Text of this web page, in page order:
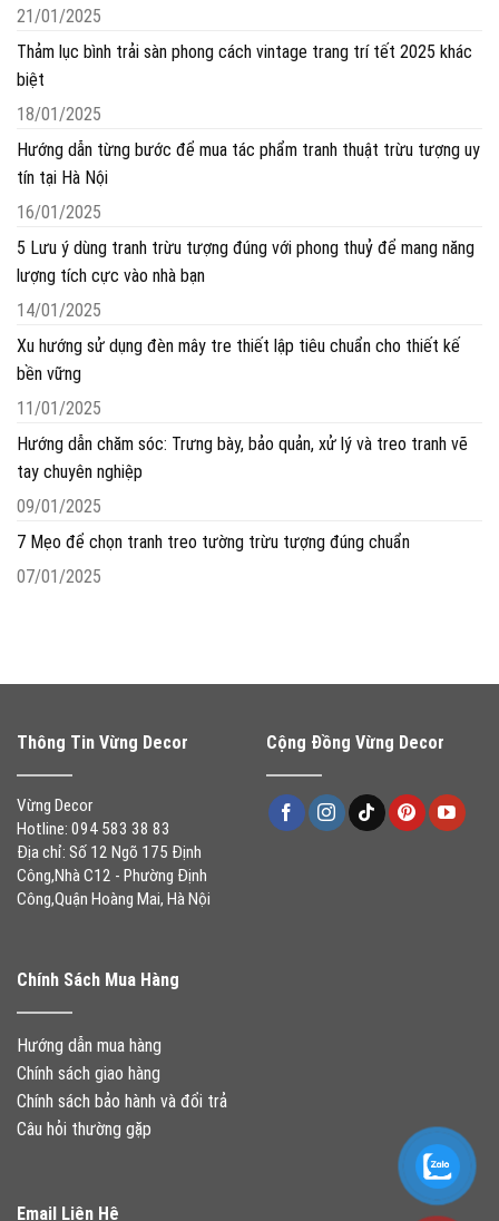
21/01/2025
Thảm lục bình trải sàn phong cách vintage trang trí tết 2025 khác
biệt
18/01/2025
Hướng dẫn từng bước để mua tác phẩm tranh thuật trừu tượng uy
tín tại Hà Nội
16/01/2025
5 Lưu ý dùng tranh trừu tượng đúng với phong thuỷ để mang năng
lượng tích cực vào nhà bạn
14/01/2025
Xu hướng sử dụng đèn mây tre thiết lập tiêu chuẩn cho thiết kế
bền vững
11/01/2025
Hướng dẫn chăm sóc: Trưng bày, bảo quản, xử lý và treo tranh vẽ
tay chuyên nghiệp
09/01/2025
7 Mẹo để chọn tranh treo tường trừu tượng đúng chuẩn
07/01/2025
Thông Tin Vừng Decor
Vừng Decor
Hotline: 094 583 38 83
Địa chỉ: Số 12 Ngõ 175 Định
Công,Nhà C12 - Phường Định
Công,Quận Hoàng Mai, Hà Nội
Cộng Đồng Vừng Decor
Chính Sách Mua Hàng
Hướng dẫn mua hàng
Chính sách giao hàng
Chính sách bảo hành và đổi trả
Câu hỏi thường gặp
Email Liên Hệ